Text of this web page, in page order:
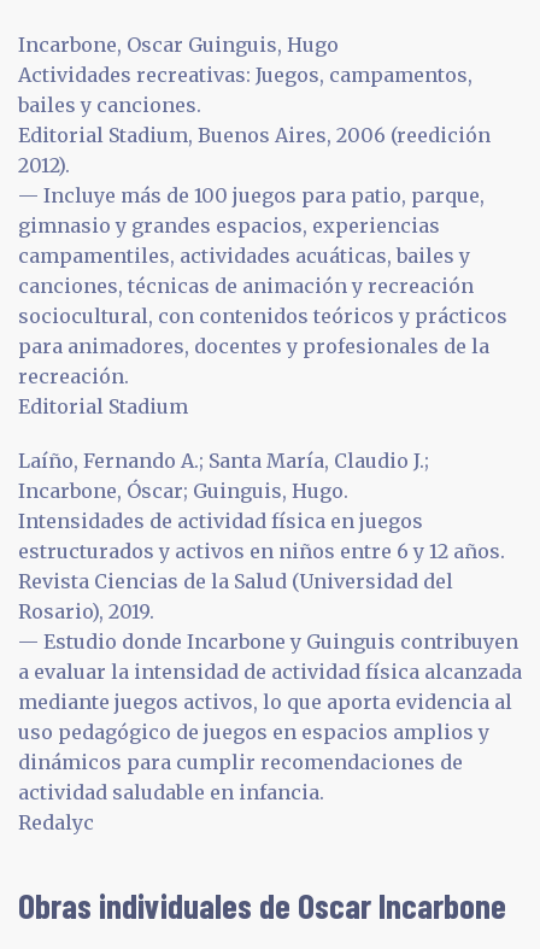
Incarbone, Oscar Guinguis, Hugo
Actividades recreativas: Juegos, campamentos,
bailes y canciones.
Editorial Stadium, Buenos Aires, 2006 (reedición
2012).
— Incluye más de 100 juegos para patio, parque,
gimnasio y grandes espacios, experiencias
campamentiles, actividades acuáticas, bailes y
canciones, técnicas de animación y recreación
sociocultural, con contenidos teóricos y prácticos
para animadores, docentes y profesionales de la
recreación.
Editorial Stadium
Laíño, Fernando A.; Santa María, Claudio J.;
Incarbone, Óscar; Guinguis, Hugo.
Intensidades de actividad física en juegos
estructurados y activos en niños entre 6 y 12 años.
Revista Ciencias de la Salud (Universidad del
Rosario), 2019.
— Estudio donde Incarbone y Guinguis contribuyen
a evaluar la intensidad de actividad física alcanzada
mediante juegos activos, lo que aporta evidencia al
uso pedagógico de juegos en espacios amplios y
dinámicos para cumplir recomendaciones de
actividad saludable en infancia.
Redalyc
Obras individuales de Oscar Incarbone